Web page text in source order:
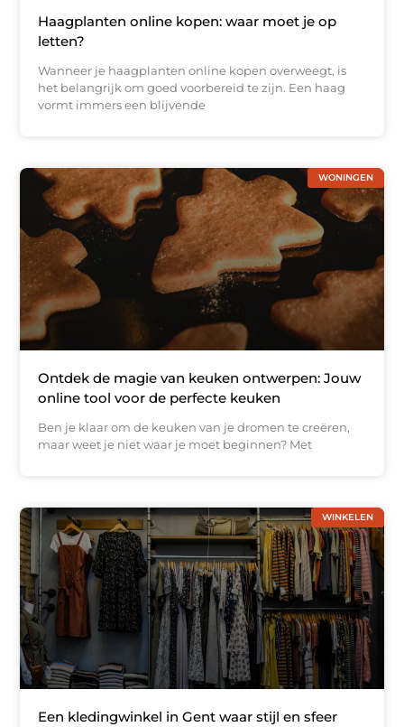
Haagplanten online kopen: waar moet je op
letten?
Wanneer je haagplanten online kopen overweegt, is
het belangrijk om goed voorbereid te zijn. Een haag
vormt immers een blijvende
WONINGEN
Ontdek de magie van keuken ontwerpen: Jouw
online tool voor de perfecte keuken
Ben je klaar om de keuken van je dromen te creëren,
maar weet je niet waar je moet beginnen? Met
WINKELEN
Een kledingwinkel in Gent waar stijl en sfeer